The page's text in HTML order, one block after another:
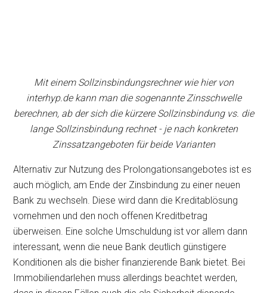
Mit einem Sollzinsbindungsrechner wie hier von
interhyp.de kann man die sogenannte Zinsschwelle
berechnen, ab der sich die kürzere Sollzinsbindung vs. die
lange Sollzinsbindung rechnet - je nach konkreten
Zinssatzangeboten für beide Varianten
Alternativ zur Nutzung des Prolongationsangebotes ist es
auch möglich, am Ende der Zinsbindung zu einer neuen
Bank zu wechseln. Diese wird dann die Kreditablösung
vornehmen und den noch offenen Kreditbetrag
überweisen. Eine solche Umschuldung ist vor allem dann
interessant, wenn die neue Bank deutlich günstigere
Konditionen als die bisher finanzierende Bank bietet. Bei
Immobiliendarlehen muss allerdings beachtet werden,